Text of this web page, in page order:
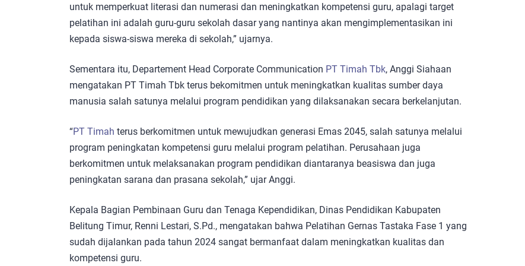
untuk memperkuat literasi dan numerasi dan meningkatkan kompetensi guru, apalagi target
pelatihan ini adalah guru-guru sekolah dasar yang nantinya akan mengimplementasikan ini
kepada siswa-siswa mereka di sekolah,” ujarnya.
Sementara itu, Departement Head Corporate Communication PT Timah Tbk, Anggi Siahaan
mengatakan PT Timah Tbk terus bekomitmen untuk meningkatkan kualitas sumber daya
manusia salah satunya melalui program pendidikan yang dilaksanakan secara berkelanjutan.
“PT Timah terus berkomitmen untuk mewujudkan generasi Emas 2045, salah satunya melalui
program peningkatan kompetensi guru melalui program pelatihan. Perusahaan juga
berkomitmen untuk melaksanakan program pendidikan diantaranya beasiswa dan juga
peningkatan sarana dan prasana sekolah,” ujar Anggi.
Kepala Bagian Pembinaan Guru dan Tenaga Kependidikan, Dinas Pendidikan Kabupaten
Belitung Timur, Renni Lestari, S.Pd., mengatakan bahwa Pelatihan Gernas Tastaka Fase 1 yang
sudah dijalankan pada tahun 2024 sangat bermanfaat dalam meningkatkan kualitas dan
kompetensi guru.